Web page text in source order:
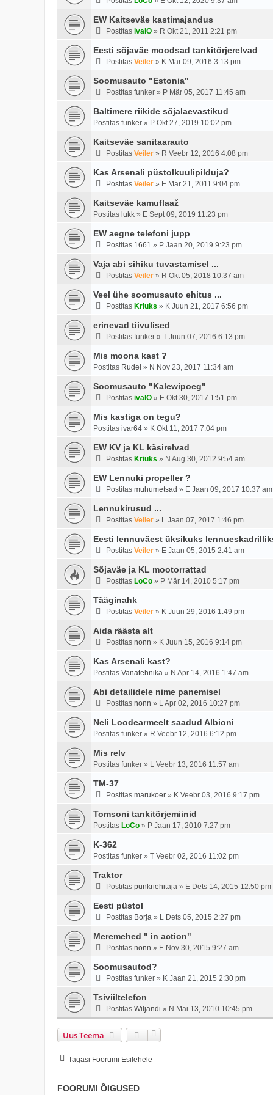
EW Kaitseväe kastimajandus
Postitas ivalO » R Okt 21, 2011 2:21 pm
Eesti sõjaväe moodsad tankitõrjerelvad
Postitas Veiler » K Mär 09, 2016 3:13 pm
Soomusauto "Estonia"
Postitas funker » P Mär 05, 2017 11:45 am
Baltimere riikide sõjalaevastikud
Postitas funker » P Okt 27, 2019 10:02 pm
Kaitseväe sanitaarauto
Postitas Veiler » R Veebr 12, 2016 4:08 pm
Kas Arsenali püstolkuulipilduja?
Postitas Veiler » E Mär 21, 2011 9:04 pm
Kaitseväe kamuflaaž
Postitas lukk » E Sept 09, 2019 11:23 pm
EW aegne telefoni jupp
Postitas 1661 » P Jaan 20, 2019 9:23 pm
Vaja abi sihiku tuvastamisel ...
Postitas Veiler » R Okt 05, 2018 10:37 am
Veel ühe soomusauto ehitus ...
Postitas Kriuks » K Juun 21, 2017 6:56 pm
erinevad tiivulised
Postitas funker » T Juun 07, 2016 6:13 pm
Mis moona kast ?
Postitas Rudel » N Nov 23, 2017 11:34 am
Soomusauto "Kalewipoeg"
Postitas ivalO » E Okt 30, 2017 1:51 pm
Mis kastiga on tegu?
Postitas ivar64 » K Okt 11, 2017 7:04 pm
EW KV ja KL käsirelvad
Postitas Kriuks » N Aug 30, 2012 9:54 am
EW Lennuki propeller ?
Postitas muhumetsad » E Jaan 09, 2017 10:37 am
Lennukirusud ...
Postitas Veiler » L Jaan 07, 2017 1:46 pm
Eesti lennuväest üksikuks
Postitas Veiler » E Jaan 05, 2015 2:41 am
Sõjaväe ja KL mootorrattad
Postitas LoCo » P Mär 14, 2010 5:17 pm
Tääginahk
Postitas Veiler » K Juun 29, 2016 1:49 pm
Aida räästa alt
Postitas nonn » K Juun 15, 2016 9:14 pm
Kas Arsenali kast?
Postitas Vanatehnika » N Apr 14, 2016 1:47 am
Abi detailidele nime panemisel
Postitas nonn » L Apr 02, 2016 10:27 pm
Neli Loodearmeelt saadud Albioni
Postitas funker » R Veebr 12, 2016 6:12 pm
Mis relv
Postitas funker » L Veebr 13, 2016 11:57 am
TM-37
Postitas marukoer » K Veebr 03, 2016 9:17 pm
Tomsoni tankitõrjemiinid
Postitas LoCo » P Jaan 17, 2010 7:27 pm
K-362
Postitas funker » T Veebr 02, 2016 11:02 pm
Traktor
Postitas punkriehitaja » E Dets 14, 2015 12:50 pm
Eesti püstol
Postitas Borja » L Dets 05, 2015 2:27 pm
Meremehed " in action"
Postitas nonn » E Nov 30, 2015 9:27 am
Soomusautod?
Postitas funker » K Jaan 21, 2015 2:30 pm
Tsiviiltelefon
Postitas Wiljandi » N Mai 13, 2010 10:45 pm
Uus Teema
Tagasi Foorumi Esilehele
FOORUMI ÕIGUSED